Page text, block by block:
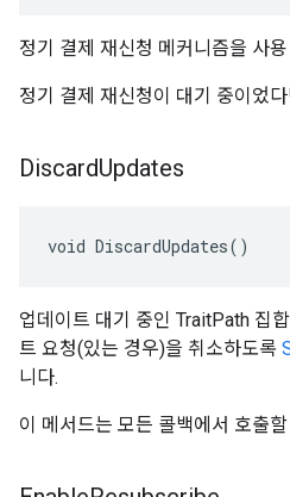
정기 결제 재신청 메커니즘을 사
정기 결제 재신청이 대기 중이었
DiscardUpdates
void DiscardUpdates()
업데이트 대기 중인 TraitPath 집
트 요청(있는 경우)을 취소하도록
니다.
이 메서드는 모든 콜백에서 호출